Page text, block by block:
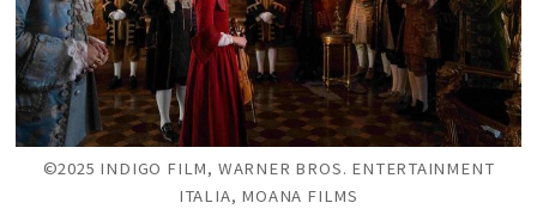
©2025 INDIGO FILM, WARNER BROS. ENTERTAINMENT
ITALIA, MOANA FILMS